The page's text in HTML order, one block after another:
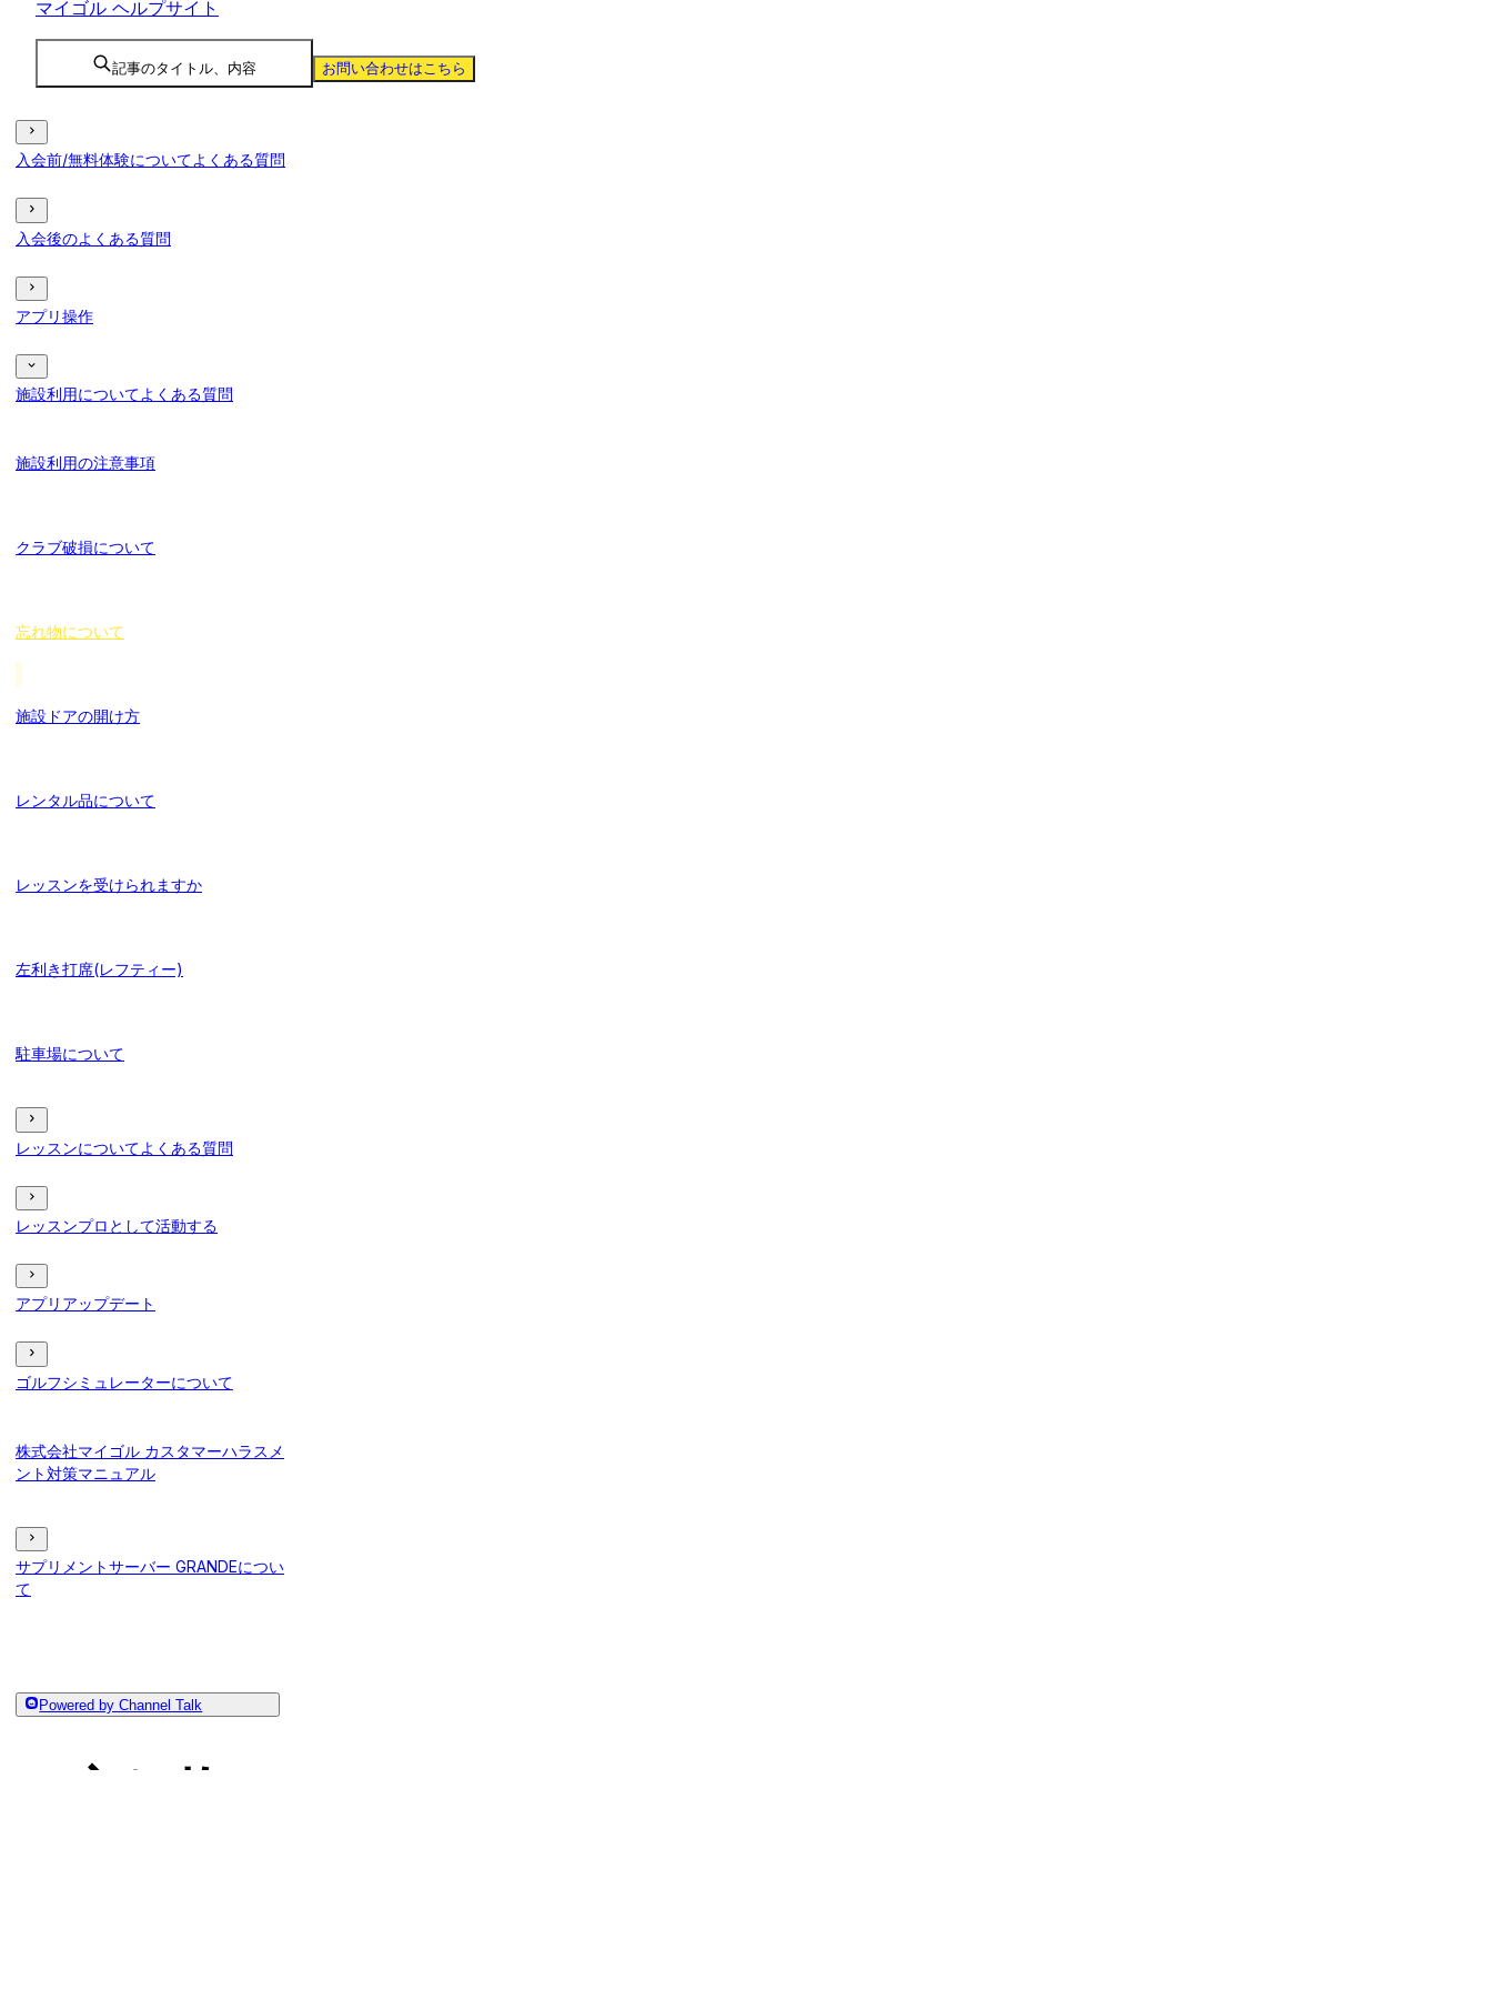
マイゴル ヘルプサイト
記事のタイトル、内容 お問い合わせはこちら
入会前/無料体験についてよくある質問
入会後のよくある質問
アプリ操作
施設利用についてよくある質問
施設利用の注意事項
クラブ破損について
忘れ物について
施設ドアの開け方
レンタル品について
レッスンを受けられますか
左利き打席(レフティー)
駐車場について
レッスンについてよくある質問
レッスンプロとして活動する
アプリアップデート
ゴルフシミュレーターについて
株式会社マイゴル カスタマーハラスメ
ント対策マニュアル
サプリメントサーバー GRANDEについ
て
Powered by Channel Talk
忘れ物について